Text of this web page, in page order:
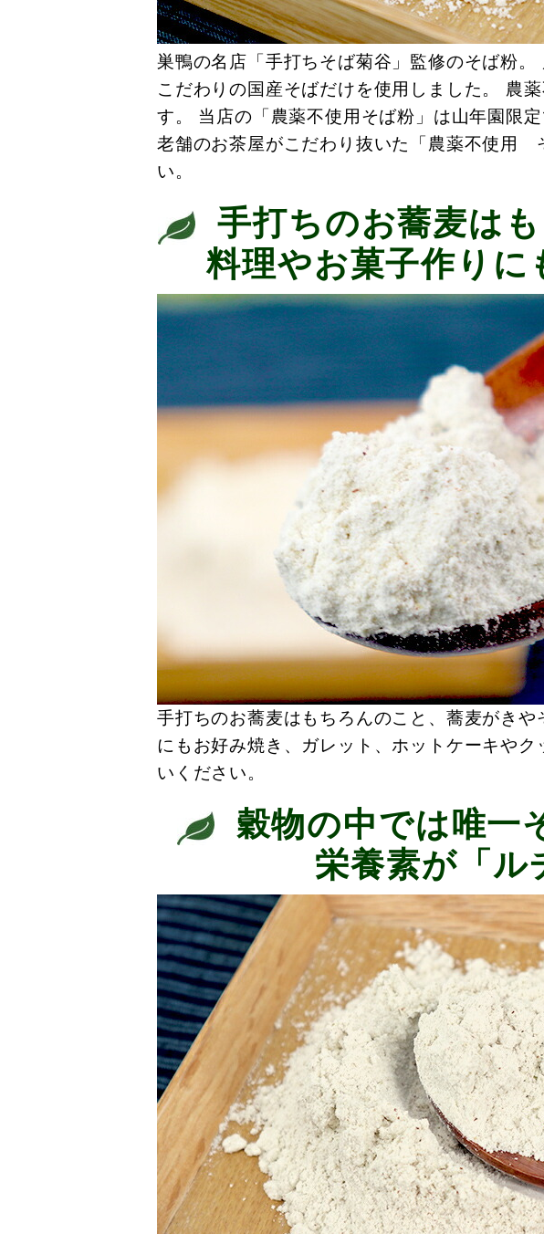
巣鴨の名店「手打ちそば菊谷」監修のそば粉
こだわりの国産そばだけを使用しました。 農
す。 当店の「農薬不使用そば粉」は山年園限
老舗のお茶屋がこだわり抜いた「農薬不使用
い。
手打ちのお蕎麦は
料理やお菓子作りに
手打ちのお蕎麦はもちろんのこと、蕎麦がき
にもお好み焼き、ガレット、ホットケーキや
いください。
穀物の中では唯一
栄養素が「ル